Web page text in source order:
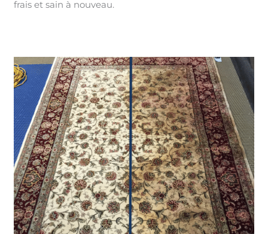
frais et sain à nouveau.